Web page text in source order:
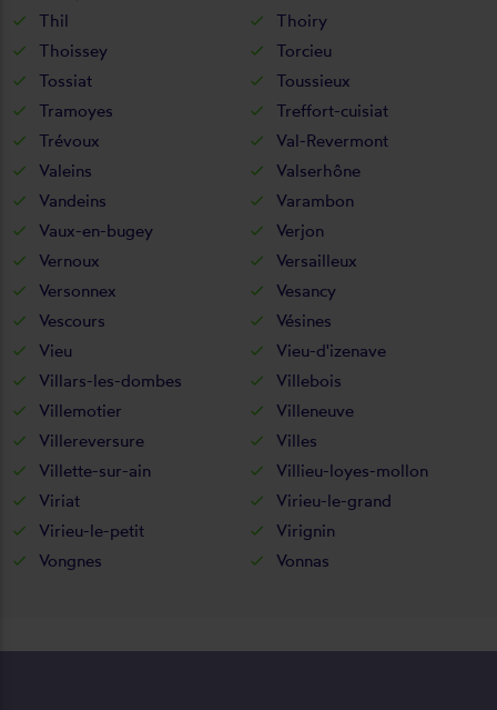
Thil
Thoiry
Thoissey
Torcieu
Tossiat
Toussieux
Tramoyes
Treffort-cuisiat
Trévoux
Val-Revermont
Valeins
Valserhône
Vandeins
Varambon
Vaux-en-bugey
Verjon
Vernoux
Versailleux
Versonnex
Vesancy
Vescours
Vésines
Vieu
Vieu-d'izenave
Villars-les-dombes
Villebois
Villemotier
Villeneuve
Villereversure
Villes
Villette-sur-ain
Villieu-loyes-mollon
Viriat
Virieu-le-grand
Virieu-le-petit
Virignin
Vongnes
Vonnas